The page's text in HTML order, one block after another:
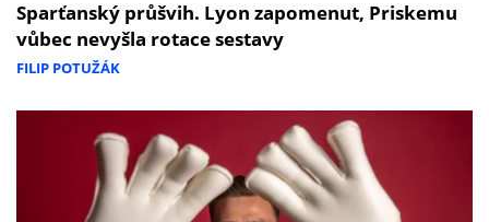
Sparťanský průšvih. Lyon zapomenut, Priskemu
vůbec nevyšla rotace sestavy
FILIP POTUŽÁK